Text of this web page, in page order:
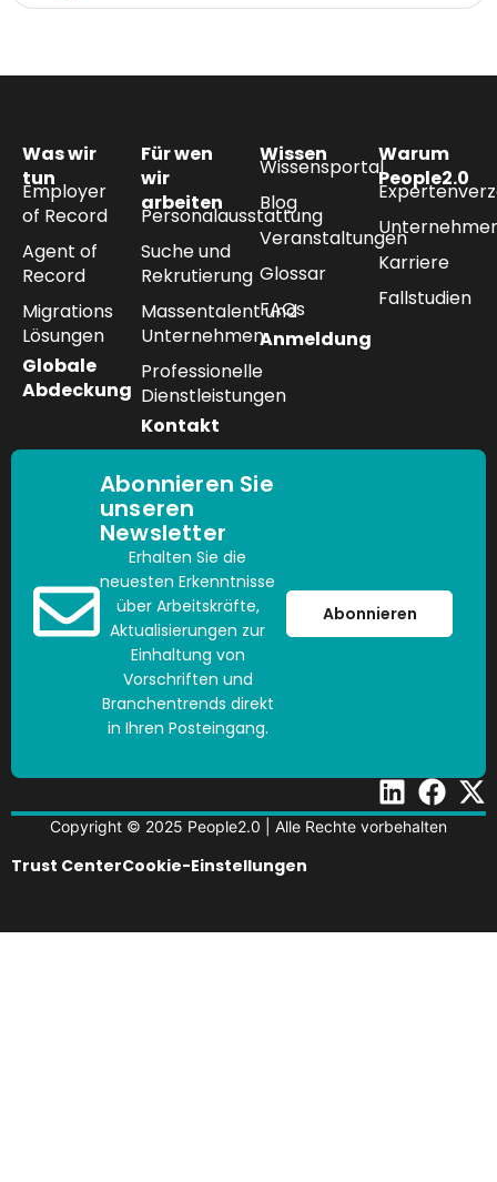
Was wir
tun
Employer
of Record
Agent of
Record
Migrations
Lösungen
Globale
Abdeckung
Für wen
wir
arbeiten
Personalausstattung
Suche und
Rekrutierung
Massentalent und
Unternehmen
Professionelle
Dienstleistungen
Kontakt
Wissen
Wissensportal
Blog
Veranstaltungen
Glossar
FAQs
Anmeldung
Warum
People2.0
Karriere
Fallstudien
Abonnieren Sie
unseren
Newsletter
Erhalten Sie die
neuesten Erkenntnisse
über Arbeitskräfte,
Aktualisierungen zur
Einhaltung von
Vorschriften und
Branchentrends direkt
in Ihren Posteingang.
Abonnieren
Copyright © 2025 People2.0 | Alle Rechte vorbehalten
Trust CenterCookie-Einstellungen